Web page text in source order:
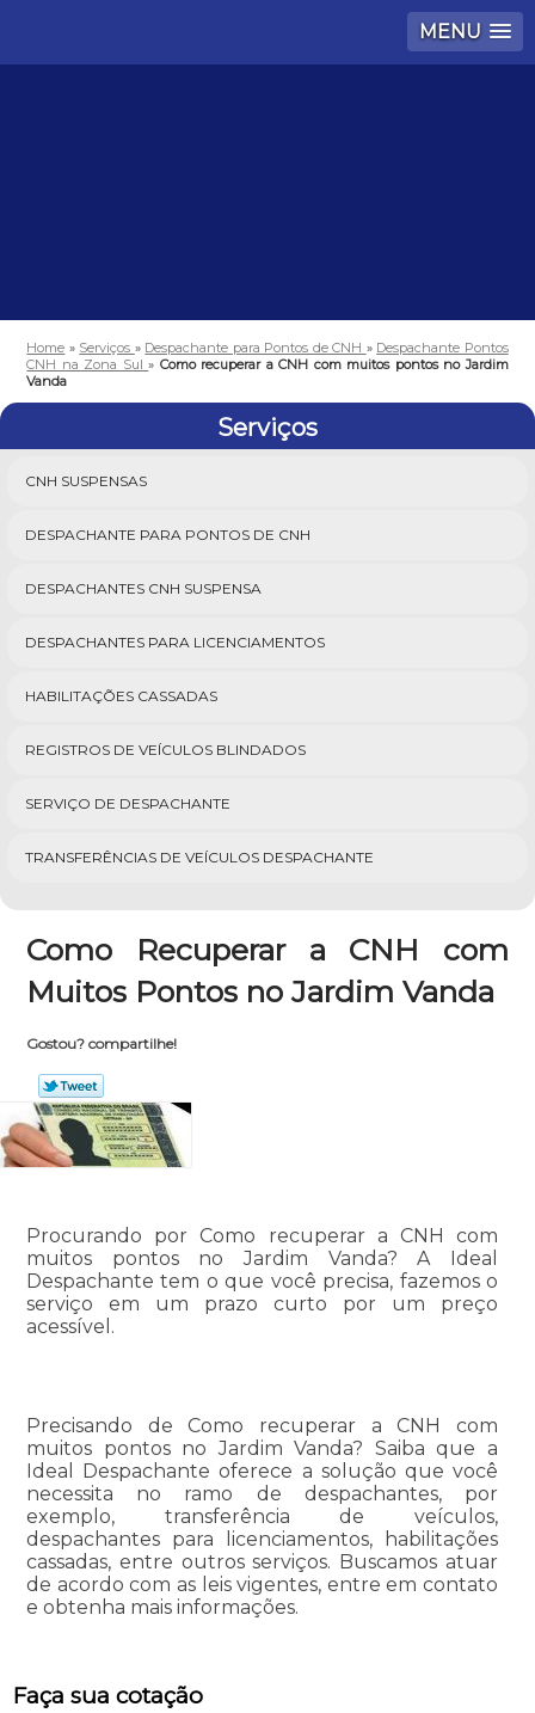
MENU
Home » Serviços » Despachante para Pontos de CNH » Despachante Pontos
CNH na Zona Sul» Como recuperar a CNH com muitos pontos no Jardim
Vanda
Serviços
CNH SUSPENSAS
DESPACHANTE PARA PONTOS DE CNH
DESPACHANTES CNH SUSPENSA
DESPACHANTES PARA LICENCIAMENTOS
HABILITAÇÕES CASSADAS
REGISTROS DE VEÍCULOS BLINDADOS
SERVIÇO DE DESPACHANTE
TRANSFERÊNCIAS DE VEÍCULOS DESPACHANTE
Como Recuperar a CNH com
Muitos Pontos no Jardim Vanda
Gostou? compartilhe!
Procurando por Como recuperar a CNH com
muitos pontos no Jardim Vanda? A Ideal
Despachante tem o que você precisa, fazemos o
serviço em um prazo curto por um preço
acessível.
Precisando de Como recuperar a CNH com
muitos pontos no Jardim Vanda? Saiba que a
Ideal Despachante oferece a solução que você
necessita no ramo de despachantes, por
exemplo, transferência de veículos,
despachantes para licenciamentos, habilitações
cassadas, entre outros serviços. Buscamos atuar
de acordo com as leis vigentes, entre em contato
e obtenha mais informações.
Faça sua cotação